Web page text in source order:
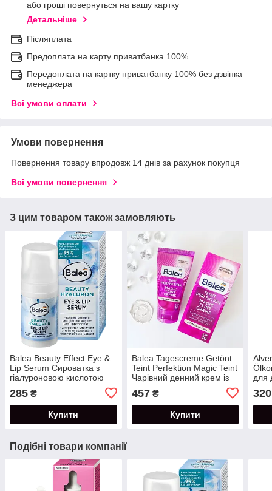
або гроші повернуться на вашу картку
Детальніше
Післяплата
Предоплата на карту приватбанка 100%
Передоплата на картку приватбанку 100% без дзвінка
менеджера
Всі умови оплати
Умови повернення
Повернення товару впродовж 14 днів за рахунок покупця
Всі умови повернення
З цим товаром також замовляють
Balea Beauty Effect Eye &
Lip Serum Сироватка з
гіалуроновою кислотою
для шкіри навколо очей та
губ 30+ 15 мл
285 ₴
Купити
Balea Tagescreme Getönt
Teint Perfektion Magic Teint
Чарівний денний крем із
ефектом 50 мл
457₴
Купити
для
320
Подібні товари компанії